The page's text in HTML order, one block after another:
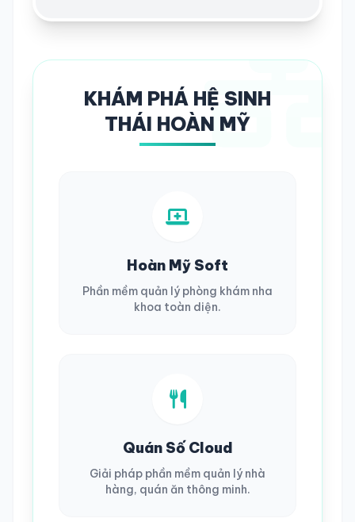
KHÁM PHÁ HỆ SINH
THÁI HOÀN MỸ
Hoàn Mỹ Soft
Phần mềm quản lý phòng khám nha
khoa toàn diện.
Quán Số Cloud
Giải pháp phần mềm quản lý nhà
hàng, quán ăn thông minh.